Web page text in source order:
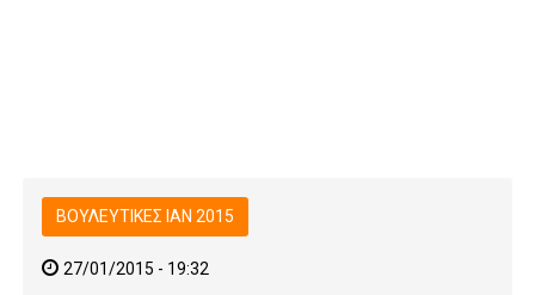
ΒΟΥΛΕΥΤΙΚΕΣ ΙΑΝ 2015
27/01/2015 - 19:32